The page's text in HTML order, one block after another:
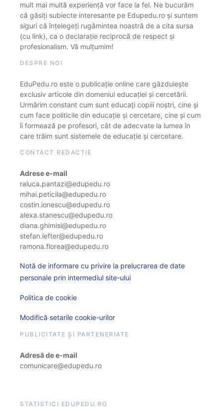
mult mai multă experiență vor face la fel. Ne bucurăm
că găsiți subiecte interesante pe Edupedu.ro și suntem
siguri că înțelegeți rugămintea noastră de a cita sursa
(cu link), ca o declarație reciprocă de respect și
profesionalism. Vă mulțumim!
DESPRE NOI
EduPedu.ro este o publicație online care găzduiește
exclusiv articole din domeniul educației și cercetării.
Urmărim constant cum sunt educați copiii noștri, cine și
cum face politicile din educație și cercetare, cine și cum
îi formează pe profesori, cât de adecvate la lumea în
care trăim sunt sistemele de educație și cercetare.
CONTACT REDACȚIE
Adrese e-mail
raluca.pantazi@edupedu.ro
mihai.peticila@edupedu.ro
costin.ionescu@edupedu.ro
alexa.stanescu@edupedu.ro
diana.ghimisi@edupedu.ro
stefan.lefter@edupedu.ro
ramona.florea@edupedu.ro
Notă de informare cu privire la prelucrarea de date
personale prin intermediul site-ului
Politica de cookie
Modifică setarile cookie-urilor
PUBLICITATE ȘI PARTENERIATE
Adresă de e-mail
comunicare@edupedu.ro
STATISTICI EDUPEDU.RO